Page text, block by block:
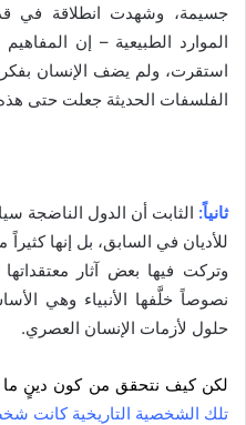
جسيمة، وشهدت انطلاقة في
الموارد الطبيعية – إن
استقرت، ولم يضف الإنسان
الفلسفات الحديثة جعلت حتى
ثانياً: الثابت أن الدول الناضجة
للأديان في السابق، بل إنها
وتركت فيها بعض آثار
نصوصاً خلَّفها الأنبياء وهي
حلول لأزمات الإنسان العصري.
لكن كيف نتحقق من كون دينٍ ما
تلك الشخصية التاريخية كانت